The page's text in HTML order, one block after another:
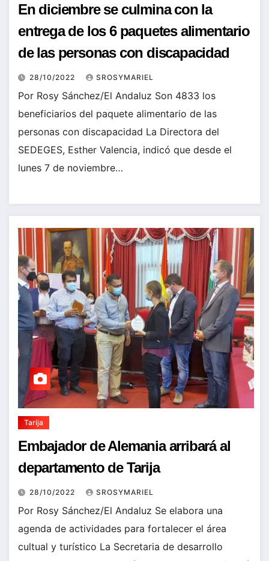
En diciembre se culmina con la
entrega de los 6 paquetes alimentario
de las personas con discapacidad
28/10/2022 SROSYMARIEL
Por Rosy Sánchez/El Andaluz Son 4833 los
beneficiarios del paquete alimentario de las
personas con discapacidad La Directora del
SEDEGES, Esther Valencia, indicó que desde el
lunes 7 de noviembre…
Tarija
Embajador de Alemania arribará al
departamento de Tarija
28/10/2022 SROSYMARIEL
Por Rosy Sánchez/El Andaluz Se elabora una
agenda de actividades para fortalecer el área
cultual y turístico La Secretaria de desarrollo